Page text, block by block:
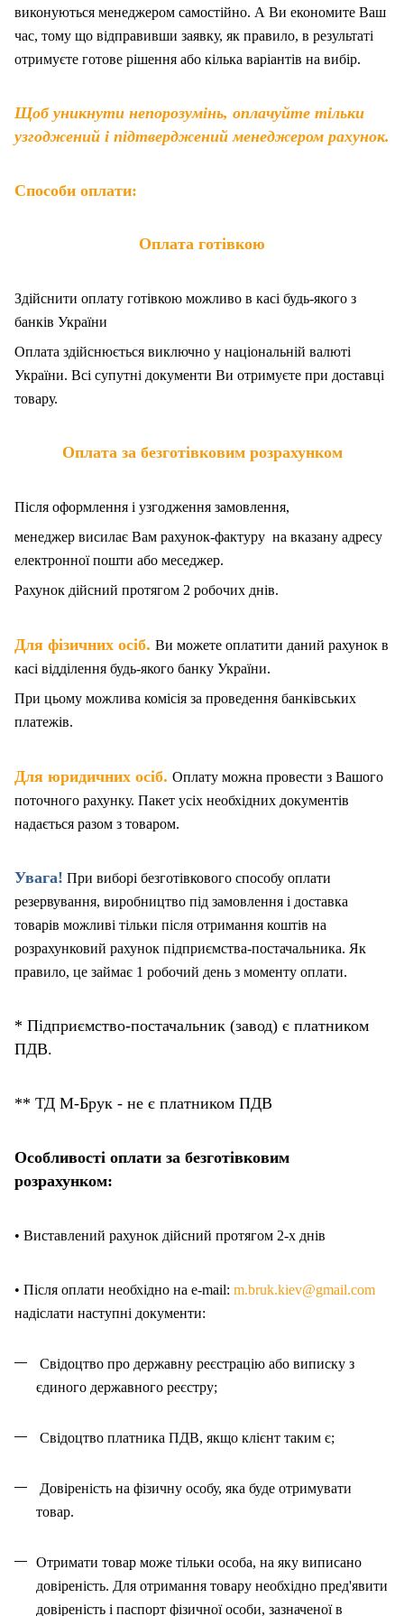
виконуються менеджером самостійно. А Ви економите Ваш
час, тому що відправивши заявку, як правило, в результаті
отримуєте готове рішення або кілька варіантів на вибір.
Щоб уникнути непорозумінь, оплачуйте тільки
узгоджений і підтверджений менеджером рахунок.
Способи оплати:
Оплата готівкою
Здійснити оплату готівкою можливо в касі будь-якого з
банків України
Оплата здійснюється виключно у національній валюті
України. Всі супутні документи Ви отримуєте при доставці
товару.
Оплата за безготівковим розрахунком
Після оформлення і узгодження замовлення,
менеджер висилає Вам рахунок-фактуру на вказану адресу
електронної пошти або меседжер.
Рахунок дійсний протягом 2 робочих днів.
Для фізичних осіб. Ви можете оплатити даний рахунок в
касі відділення будь-якого банку України.
При цьому можлива комісія за проведення банківських
платежів.
Для юридичних осіб. Оплату можна провести з Вашого
поточного рахунку. Пакет усіх необхідних документів
надається разом з товаром.
Увага! При виборі безготівкового способу оплати
резервування, виробництво під замовлення і доставка
товарів можливі тільки після отримання коштів на
розрахунковий рахунок підприємства-постачальника. Як
правило, це займає 1 робочий день з моменту оплати.
* Підприємство-постачальник (завод) є платником
ПДВ.
** ТД М-Брук - не є платником ПДВ
Особливості оплати за безготівковим
розрахунком:
• Виставлений рахунок дійсний протягом 2-х днів
• Після оплати необхідно на e-mail: m.bruk.kiev@gmail.com
надіслати наступні документи:
Свідоцтво про державну реєстрацію або виписку з
єдиного державного реєстру;
Свідоцтво платника ПДВ, якщо клієнт таким є;
Довіреність на фізичну особу, яка буде отримувати
товар.
Отримати товар може тільки особа, на яку виписано
довіреність. Для отримання товару необхідно пред'явити
довіреність і паспорт фізичної особи, зазначеноїв